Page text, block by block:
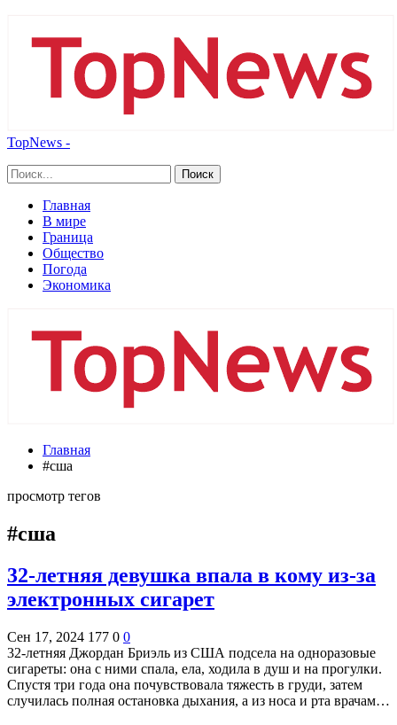
TopNews -
Главная
В мире
Граница
Общество
Погода
Экономика
Главная
#сша
просмотр тегов
#сша
32-летняя девушка впала в кому из-за
электронных сигарет
Сен 17, 2024 177 0 0
32-летняя Джордан Бриэль из США подсела на одноразовые
сигареты: она с ними спала, ела, ходила в душ и на прогулки.
Спустя три года она почувствовала тяжесть в груди, затем
случилась полная остановка дыхания, а из носа и рта врачам…